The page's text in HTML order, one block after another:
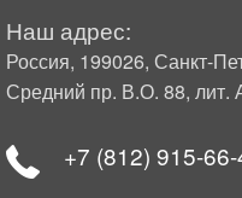
Наш адрес:
Россия, 199026, Санкт-
Средний пр. В.О. 88, лит.
+7 (812) 915-